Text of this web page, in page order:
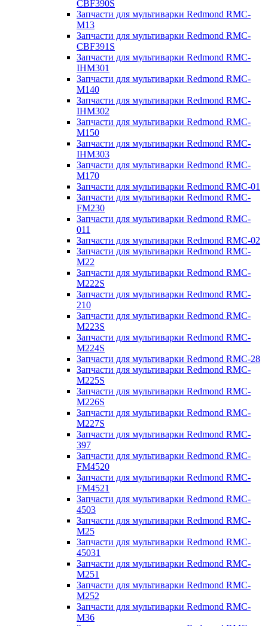
CBF390S
Запчасти для мультиварки Redmond RMC-
M13
Запчасти для мультиварки Redmond RMC-
CBF391S
Запчасти для мультиварки Redmond RMC-
IHM301
Запчасти для мультиварки Redmond RMC-
M140
Запчасти для мультиварки Redmond RMC-
IHM302
Запчасти для мультиварки Redmond RMC-
M150
Запчасти для мультиварки Redmond RMC-
IHM303
Запчасти для мультиварки Redmond RMC-
M170
Запчасти для мультиварки Redmond RMC-01
Запчасти для мультиварки Redmond RMC-
FM230
Запчасти для мультиварки Redmond RMC-
011
Запчасти для мультиварки Redmond RMC-02
Запчасти для мультиварки Redmond RMC-
M22
Запчасти для мультиварки Redmond RMC-
M222S
Запчасти для мультиварки Redmond RMC-
210
Запчасти для мультиварки Redmond RMC-
M223S
Запчасти для мультиварки Redmond RMC-
M224S
Запчасти для мультиварки Redmond RMC-28
Запчасти для мультиварки Redmond RMC-
M225S
Запчасти для мультиварки Redmond RMC-
M226S
Запчасти для мультиварки Redmond RMC-
M227S
Запчасти для мультиварки Redmond RMC-
397
Запчасти для мультиварки Redmond RMC-
FM4520
Запчасти для мультиварки Redmond RMC-
FM4521
Запчасти для мультиварки Redmond RMC-
4503
Запчасти для мультиварки Redmond RMC-
M25
Запчасти для мультиварки Redmond RMC-
45031
Запчасти для мультиварки Redmond RMC-
M251
Запчасти для мультиварки Redmond RMC-
M252
Запчасти для мультиварки Redmond RMC-
M36